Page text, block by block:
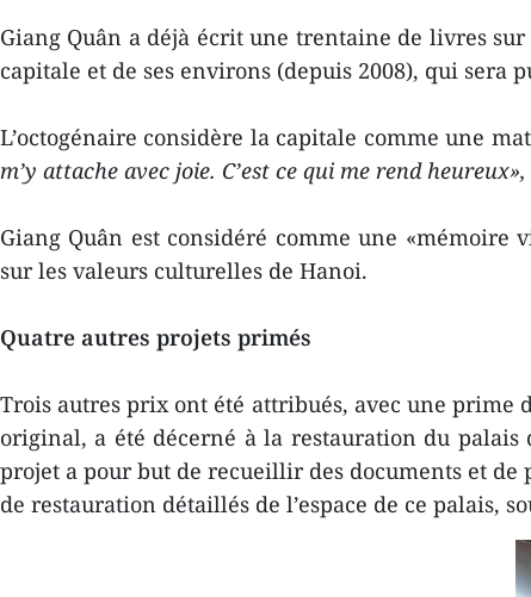
Giang Quân a déjà écrit une trentaine de livres
capitale et de ses environs (depuis 2008), qui sera
L’octogénaire considère la capitale comme une
m’y attache avec joie. C’est ce qui me rend heureux»,
Giang Quân est considéré comme une «mémoire
sur les valeurs culturelles de Hanoi.
Quatre autres projets primés
Trois autres prix ont été attribués, avec une prime
original, a été décerné à la restauration du
projet a pour but de recueillir des documents et
de restauration détaillés de l’espace de ce palais,